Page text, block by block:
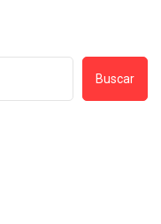
Buscar